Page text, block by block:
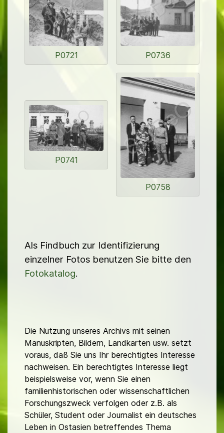
P0721 P0736
P0741
P0758
Als Findbuch zur Identifizierung
einzelner Fotos benutzen Sie bitte den
Fotokatalog.
Die Nutzung unseres Archivs mit seinen
Manuskripten, Bildern, Landkarten usw. setzt
voraus, daß Sie uns Ihr berechtigtes Interesse
nachweisen. Ein berechtigtes Interesse liegt
beispielsweise vor, wenn Sie einen
familienhistorischen oder wissenschaftlichen
Forschungszweck verfolgen oder z.B. als
Schüler, Student oder Journalist ein deutsches
Leben in Ostasien betreffendes Thema